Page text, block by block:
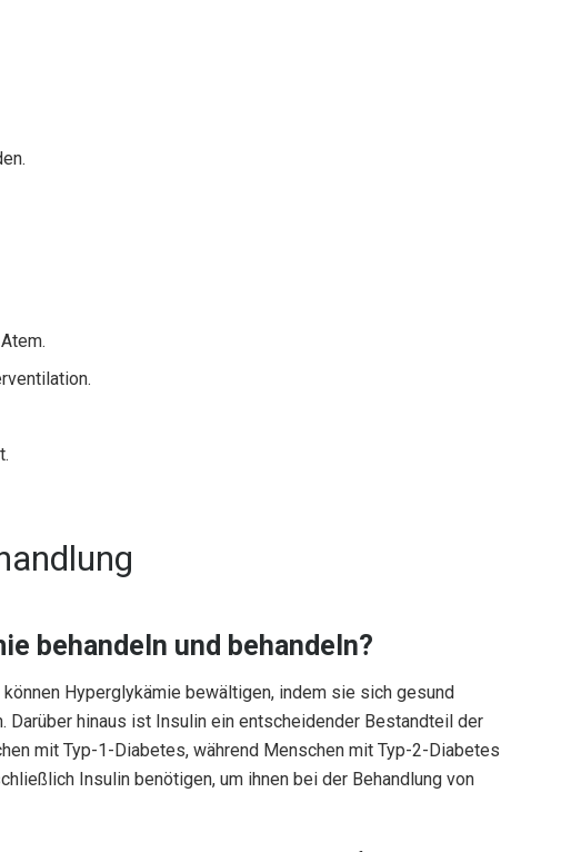
behandeln und behandeln?
Hyperglykämie bewältigen, indem sie sich gesund
Darüber hinaus ist Insulin ein entscheidender Bestandteil der
mit Typ-1-Diabetes, während Menschen mit Typ-2-Diabetes
Insulin benötigen, um ihnen bei der Behandlung von